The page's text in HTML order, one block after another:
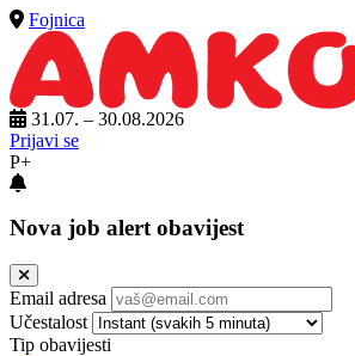
Fojnica
31.07. – 30.08.2026
Prijavi se
P+
Nova job alert obavijest
Email adresa
Učestalost
Tip obavijesti